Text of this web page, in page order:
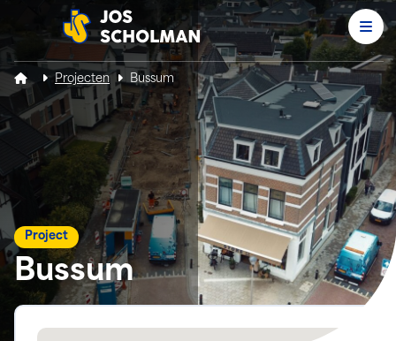
Jos Scholman
Projecten Bussum
Bussum
Project